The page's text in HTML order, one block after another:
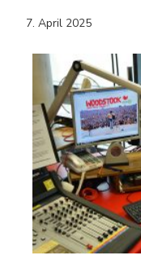
7. April 2025